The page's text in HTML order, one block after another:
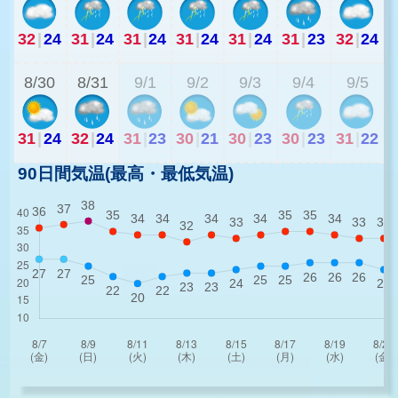
32|24 31|24 31|24 31|24 31|24 31|23 32|24
8/30
31|24
8/31
32|24
9/1
31 23
9/2
30 21
9/3
30 23
9/4
30 23
9/5
31 22
90日間気温(最高・最低気温)